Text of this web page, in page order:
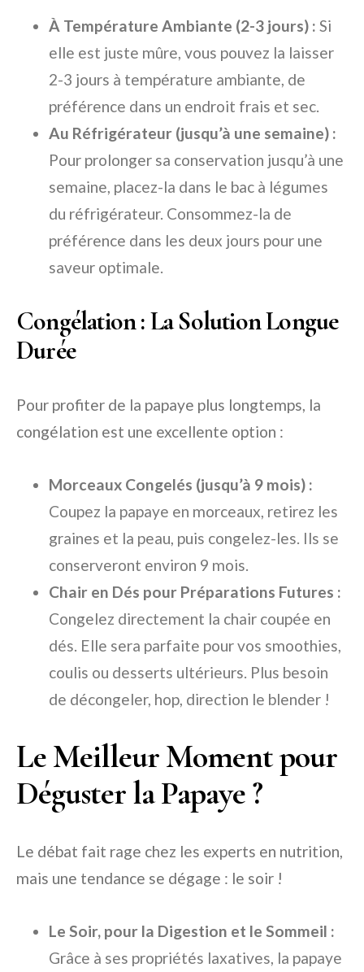
À Température Ambiante (2-3 jours) : Si
elle est juste mûre, vous pouvez la laisser
2-3 jours à température ambiante, de
préférence dans un endroit frais et sec.
Au Réfrigérateur (jusqu’à une semaine) :
Pour prolonger sa conservation jusqu’à une
semaine, placez-la dans le bac à légumes
du réfrigérateur. Consommez-la de
préférence dans les deux jours pour une
saveur optimale.
Congélation : La Solution Longue
Durée
Pour profiter de la papaye plus longtemps, la
congélation est une excellente option :
Morceaux Congelés (jusqu’à 9 mois) :
Coupez la papaye en morceaux, retirez les
graines et la peau, puis congelez-les. Ils se
conserveront environ 9 mois.
Chair en Dés pour Préparations Futures :
Congelez directement la chair coupée en
dés. Elle sera parfaite pour vos smoothies,
coulis ou desserts ultérieurs. Plus besoin
de décongeler, hop, direction le blender !
Le Meilleur Moment pour
Déguster la Papaye ?
Le débat fait rage chez les experts en nutrition,
mais une tendance se dégage : le soir !
Le Soir, pour la Digestion et le Sommeil :
Grâce à ses propriétés laxatives, la papaye